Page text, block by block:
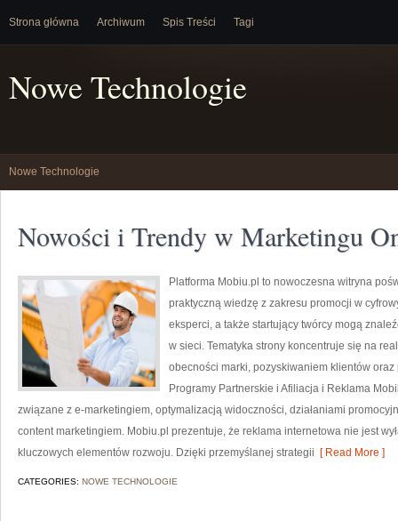
Strona główna Archiwum Spis Treści Tagi
Nowe Technologie
Nowe Technologie
Nowości i Trendy w Marketingu
Platforma Mobiu.pl to nowoczesna witryna
praktyczną wiedzę z zakresu promocji w
eksperci, a także startujący twórcy mogą
w sieci. Tematyka strony koncentruje się na
obecności marki, pozyskiwaniem klientów
Programy Partnerskie i Afiliacja i Reklama
związane z e-marketingiem, optymalizacją widoczności, działaniami
content marketingiem. Mobiu.pl prezentuje, że reklama internetowa nie jest
kluczowych elementów rozwoju. Dzięki przemyślanej strategii [ Read More ]
CATEGORIES: NOWE TECHNOLOGIE